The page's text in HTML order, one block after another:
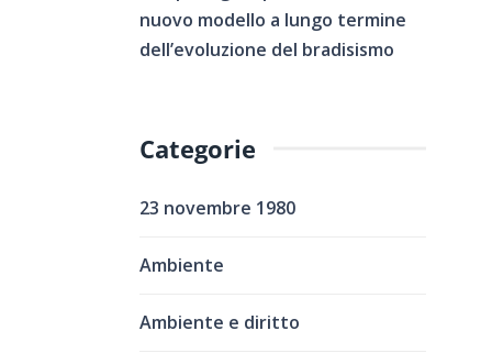
nuovo modello a lungo termine
dell’evoluzione del bradisismo
Categorie
23 novembre 1980
Ambiente
Ambiente e diritto